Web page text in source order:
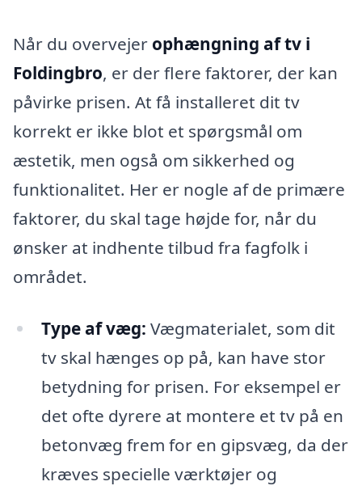
Når du overvejer ophængning af tv i
Foldingbro, er der flere faktorer, der kan
påvirke prisen. At få installeret dit tv
korrekt er ikke blot et spørgsmål om
æstetik, men også om sikkerhed og
funktionalitet. Her er nogle af de primære
faktorer, du skal tage højde for, når du
ønsker at indhente tilbud fra fagfolk i
området.
Type af væg: Vægmaterialet, som dit
tv skal hænges op på, kan have stor
betydning for prisen. For eksempel er
det ofte dyrere at montere et tv på en
betonvæg frem for en gipsvæg, da der
kræves specielle værktøjer og